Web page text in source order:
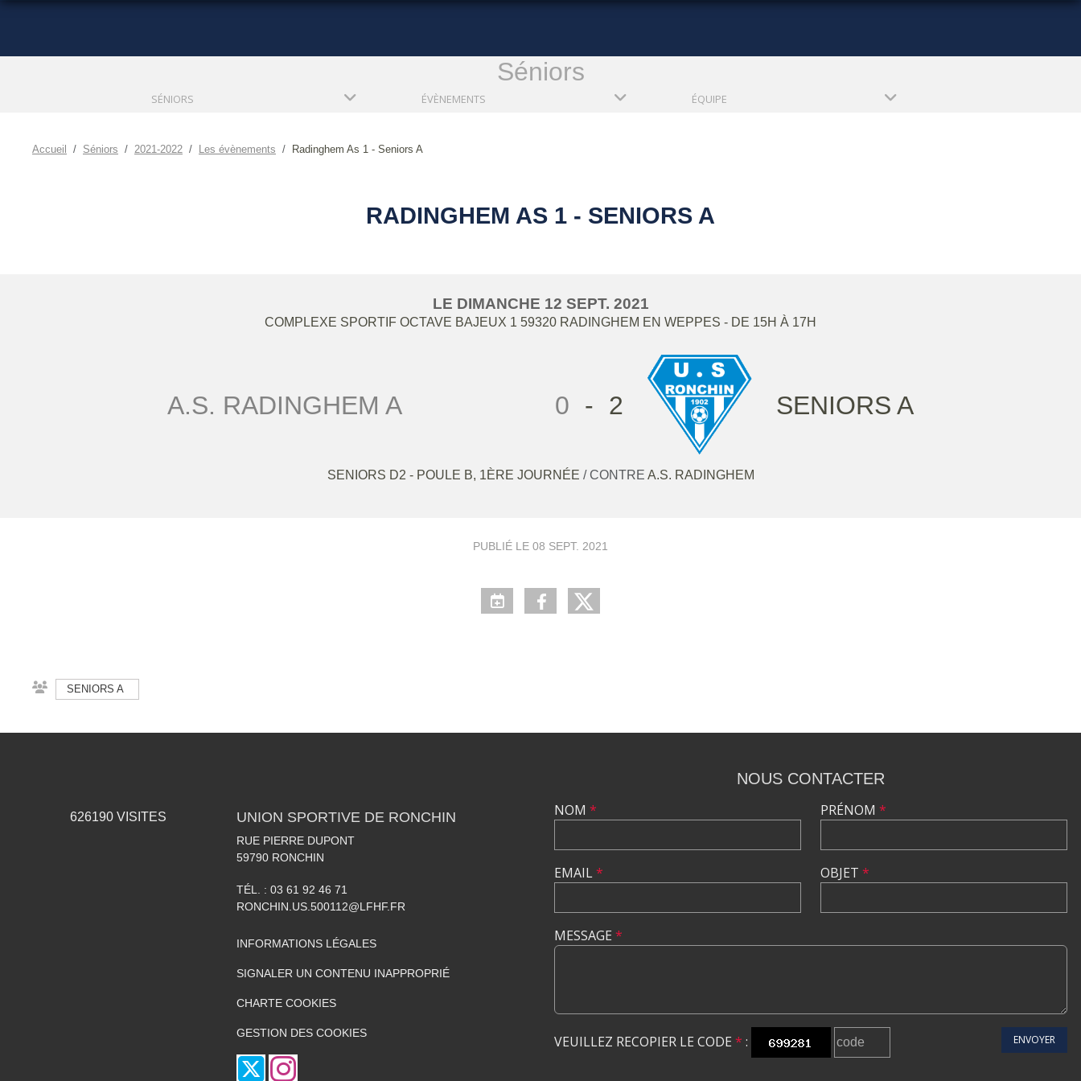
Séniors
SÉNIORS ÉVÈNEMENTS ÉQUIPE
Accueil Séniors 2021-2022 Les évènements Radinghem As 1 - Seniors A
RADINGHEM AS 1 - SENIORS A
LE DIMANCHE 12 SEPT. 2021
COMPLEXE SPORTIF OCTAVE BAJEUX 1 59320 RADINGHEM EN WEPPES - DE 15H À 17H
A.S. RADINGHEM A 0 - 2 SENIORS A
SENIORS D2 - POULE B, 1ÈRE JOURNÉE / CONTRE A.S. RADINGHEM
PUBLIÉ LE 08 SEPT. 2021
SENIORS A
626190 VISITES UNION SPORTIVE DE RONCHIN
RUE PIERRE DUPONT
59790 RONCHIN
TÉL. : 03 61 92 46 71
RONCHIN.US.500112@LFHF.FR
INFORMATIONS LÉGALES
SIGNALER UN CONTENU INAPPROPRIÉ
CHARTE COOKIES
GESTION DES COOKIES
NOUS CONTACTER
NOM *
EMAIL*
PRÉNOM *
OBJET *
MESSAGE *
VEUILLEZ RECOPIER LE CODE * : ENVOYER